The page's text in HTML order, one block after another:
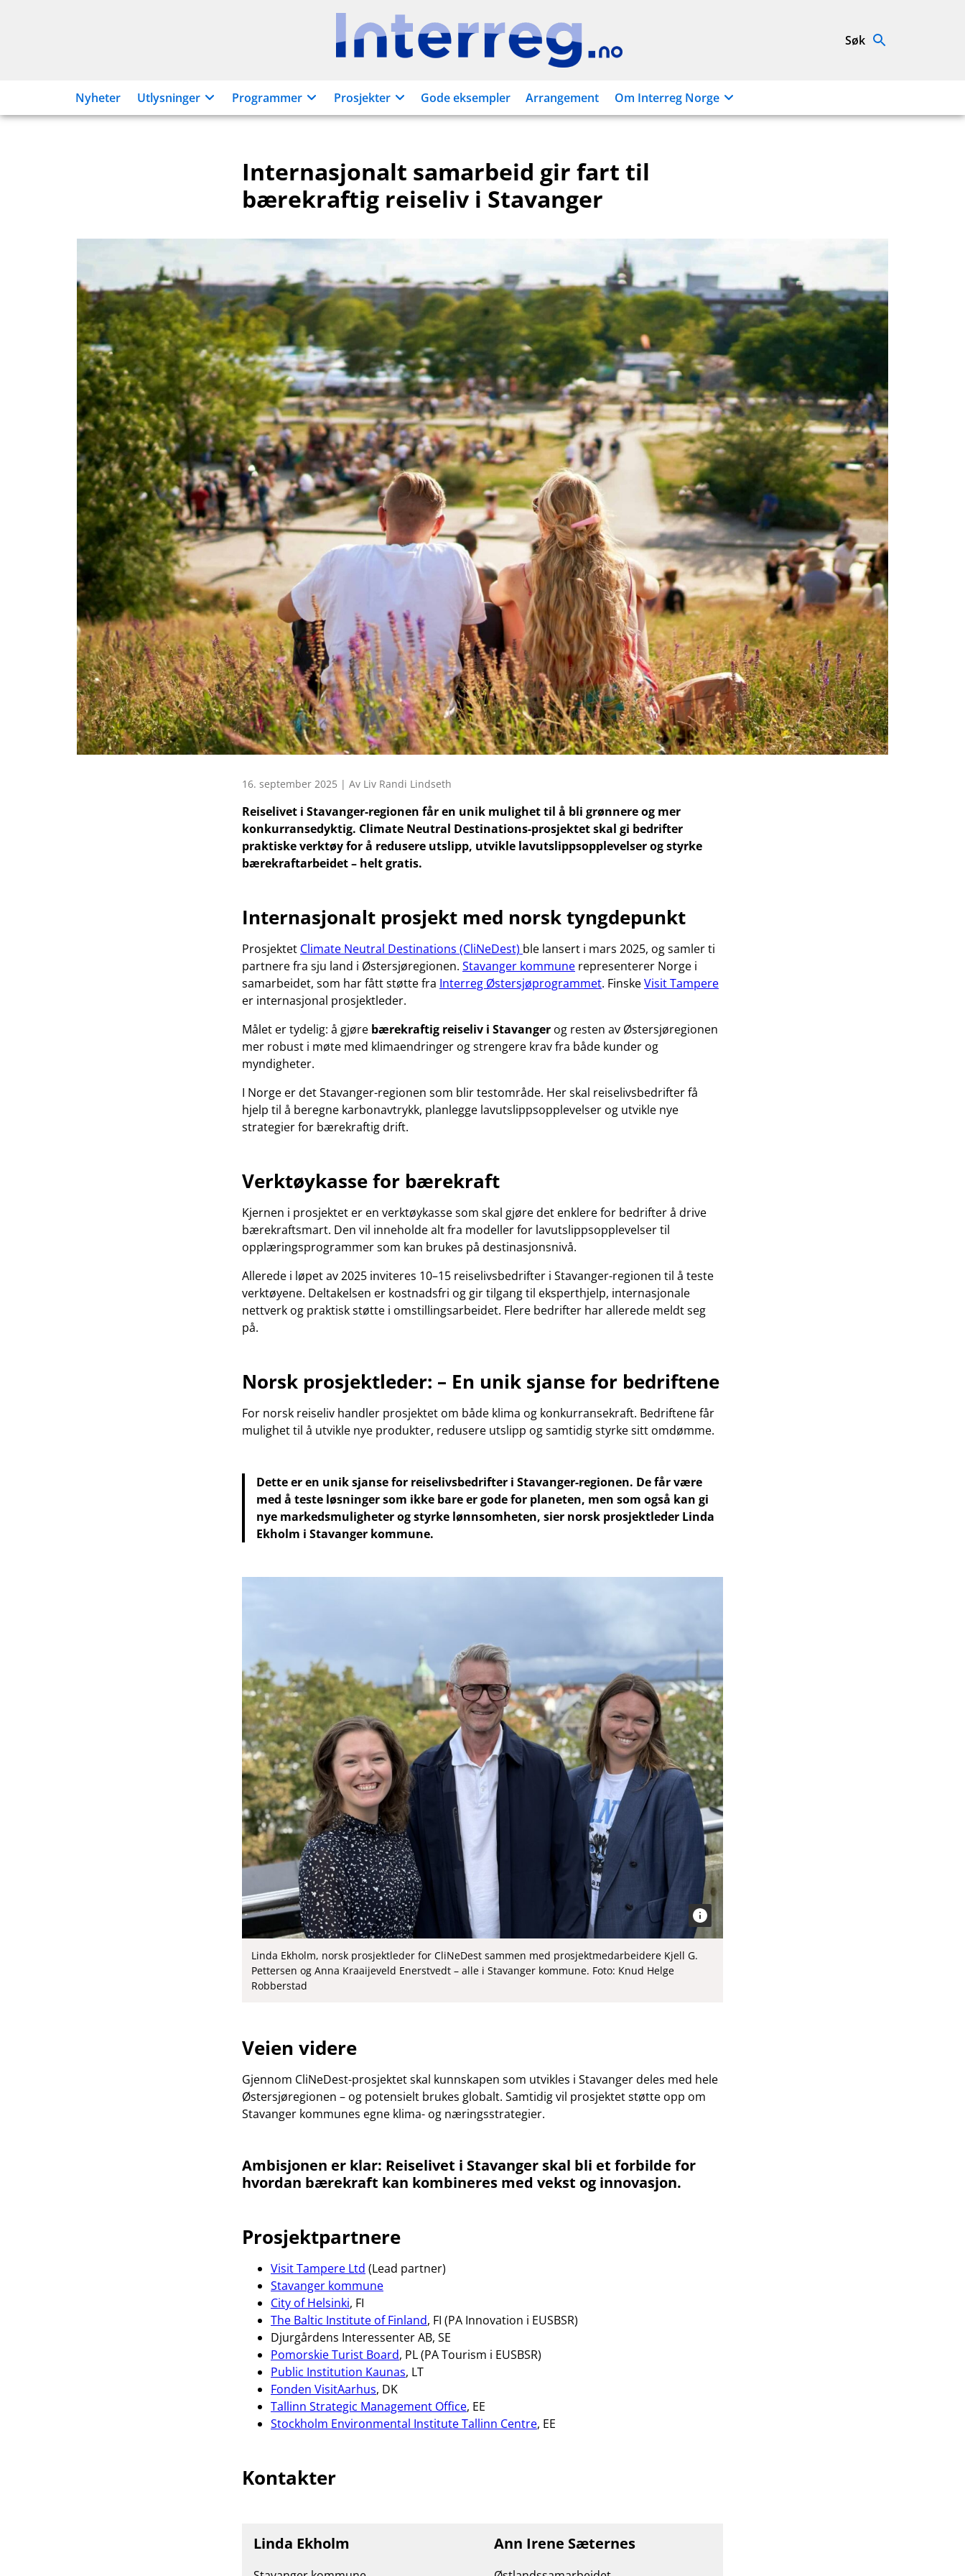
Interreg.no Søk
Nyheter Utlysninger Programmer Prosjekter Gode eksempler Arrangement Om Interreg Norge
Internasjonalt samarbeid gir fart til
bærekraftig reiseliv i Stavanger
16. september 2025 | Av Liv Randi Lindseth
Reiselivet i Stavanger-regionen får en unik mulighet til å bli grønnere og mer
konkurransedyktig. Climate Neutral Destinations-prosjektet skal gi bedrifter
praktiske verktøy for å redusere utslipp, utvikle lavutslippsopplevelser og styrke
bærekraftarbeidet – helt gratis.
Internasjonalt prosjekt med norsk tyngdepunkt
Prosjektet Climate Neutral Destinations (CliNeDest) ble lansert i mars 2025, og samler ti
partnere fra sju land i Østersjøregionen. Stavanger kommune representerer Norge i
samarbeidet, som har fått støtte fra Interreg Østersjøprogrammet. FinskeVisit Tampere
er internasjonal prosjektleder.
Målet er tydelig: å gjøre bærekraftig reiseliv i Stavanger og resten av Østersjøregionen
mer robust i møte med klimaendringer og strengere krav fra både kunder og
myndigheter.
I Norge er det Stavanger-regionen som blir testområde. Her skal reiselivsbedrifter få
hjelp til å beregne karbonavtrykk, planlegge lavutslippsopplevelser og utvikle nye
strategier for bærekraftig drift.
Verktøykasse for bærekraft
Kjernen i prosjektet er en verktøykasse som skal gjøre det enklere for bedrifter å drive
bærekraftsmart. Den vil inneholde alt fra modeller for lavutslippsopplevelser til
opplæringsprogrammer som kan brukes på destinasjonsnivå.
Allerede i løpet av 2025 inviteres 10–15 reiselivsbedrifter i Stavanger-regionen til å teste
verktøyene. Deltakelsen er kostnadsfri og gir tilgang til eksperthjelp, internasjonale
nettverk og praktisk støtte i omstillingsarbeidet. Flere bedrifter har allerede meldt seg
på.
Norsk prosjektleder: – En unik sjanse for bedriftene
For norsk reiseliv handler prosjektet om både klima og konkurransekraft. Bedriftene får
mulighet til å utvikle nye produkter, redusere utslipp og samtidig styrke sitt omdømme.
Dette er en unik sjanse for reiselivsbedrifter i Stavanger-regionen. De får være
med å teste løsninger som ikke bare er gode for planeten, men som også kan gi
nye markedsmuligheter og styrke lønnsomheten, sier norsk prosjektleder Linda
Ekholm i Stavanger kommune.
Linda Ekholm, norsk prosjektleder for CliNeDest sammen med prosjektmedarbeidere Kjell G.
Pettersen og Anna Kraaijeveld Enerstvedt – alle i Stavanger kommune. Foto: Knud Helge
Robberstad
Veien videre
Gjennom CliNeDest-prosjektet skal kunnskapen som utvikles i Stavanger deles med hele
Østersjøregionen – og potensielt brukes globalt. Samtidig vil prosjektet støtte opp om
Stavanger kommunes egne klima- og næringsstrategier.
Ambisjonen er klar: Reiselivet i Stavanger skal bli et forbilde for
hvordan bærekraft kan kombineres med vekst og innovasjon.
Prosjektpartnere
Visit Tampere Ltd (Lead partner)
Stavanger kommune
City of Helsinki, FI
The Baltic Institute of Finland, FI (PA Innovation i EUSBSR)
Djurgårdens Interessenter AB, SE
Pomorskie Turist Board, PL (PA Tourism i EUSBSR)
Public Institution Kaunas, LT
Fonden VisitAarhus, DK
Tallinn Strategic Management Office, EE
Stockholm Environmental Institute Tallinn Centre, EE
Kontakter
Linda Ekholm Ann Irene Sæternes